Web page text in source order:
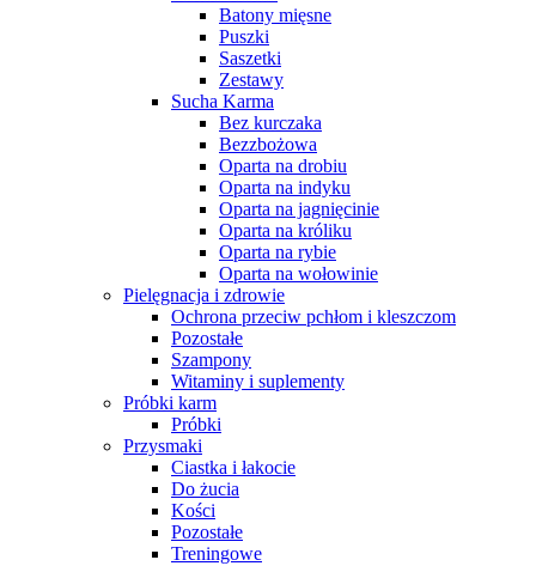
Batony mięsne
Puszki
Saszetki
Zestawy
Sucha Karma
Bez kurczaka
Bezzbożowa
Oparta na drobiu
Oparta na indyku
Oparta na jagnięcinie
Oparta na króliku
Oparta na rybie
Oparta na wołowinie
Pielęgnacja i zdrowie
Ochrona przeciw pchłom i kleszczom
Pozostałe
Szampony
Witaminy i suplementy
Próbki karm
Próbki
Przysmaki
Ciastka i łakocie
Do żucia
Kości
Pozostałe
Treningowe